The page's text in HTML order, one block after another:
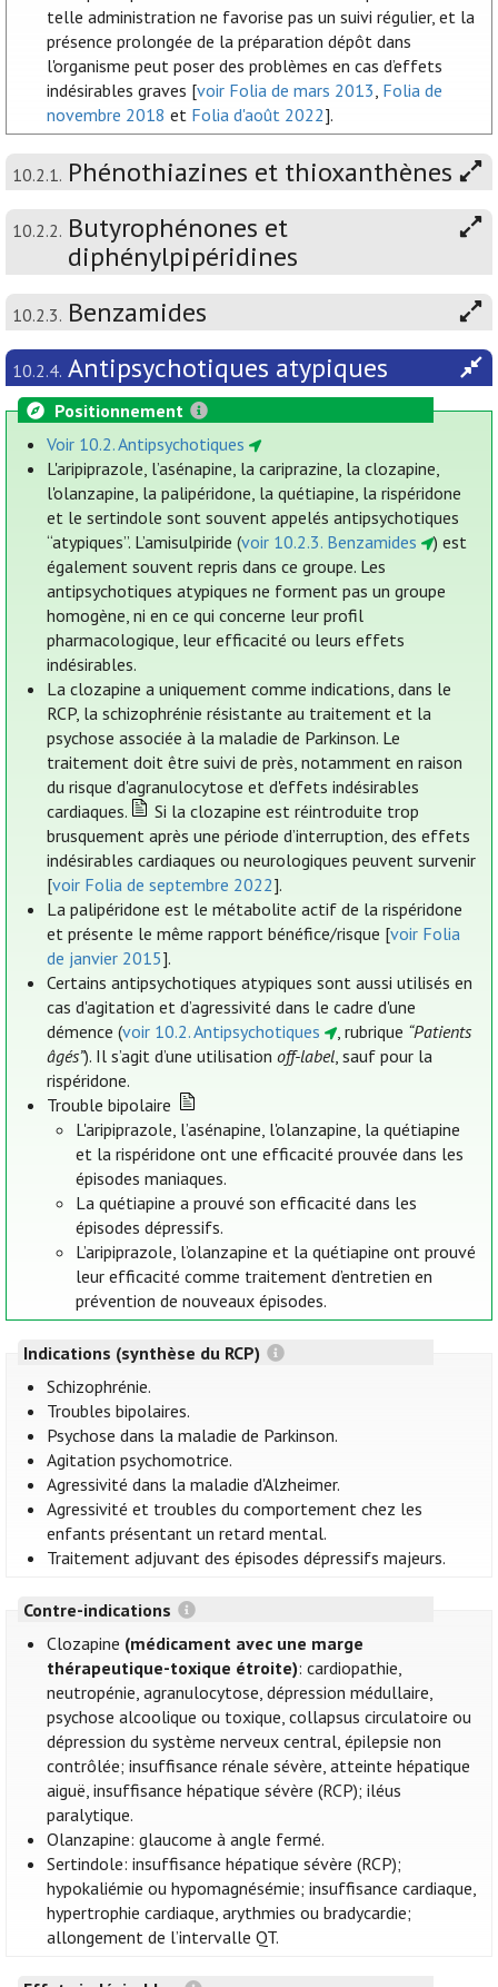
telle administration ne favorise pas un suivi régulier, et la
présence prolongée de la préparation dépôt dans
l'organisme peut poser des problèmes en cas d’effets
indésirables graves [voir Folia de mars 2013, Folia de
novembre 2018 et Folia d'août 2022].
10.2.1. Phénothiazines et thioxanthènes
10.2.2. Butyrophénones et
diphénylpipéridines
10.2.3. Benzamides
10.2.4. Antipsychotiques atypiques
Positionnement
Voir 10.2. Antipsychotiques
L'aripiprazole, l’asénapine, la cariprazine, la clozapine,
l'olanzapine, la palipéridone, la quétiapine, la rispéridone
et le sertindole sont souvent appelés antipsychotiques
“atypiques”. L’amisulpiride (voir 10.2.3. Benzamides
) est
également souvent repris dans ce groupe. Les
antipsychotiques atypiques ne forment pas un groupe
homogène, ni en ce qui concerne leur profil
pharmacologique, leur efficacité ou leurs effets
indésirables.
La clozapine a uniquement comme indications, dans le
RCP, la schizophrénie résistante au traitement et la
psychose associée à la maladie de Parkinson. Le
traitement doit être suivi de près, notamment en raison
du risque d'agranulocytose et d'effets indésirables
cardiaques.
Si la clozapine est réintroduite trop
brusquement après une période d’interruption, des effets
indésirables cardiaques ou neurologiques peuvent survenir
[voir Folia de septembre 2022].
La palipéridone est le métabolite actif de la rispéridone
et présente le même rapport bénéfice/risque [voir Folia
de janvier 2015].
Certains antipsychotiques atypiques sont aussi utilisés en
cas d'agitation et d’agressivité dans le cadre d'une
démence (voir 10.2. Antipsychotiques , rubrique “Patients
âgés”). Il s’agit d’une utilisationoff-label, sauf pour la
rispéridone.
Trouble bipolaire
L'aripiprazole, l’asénapine, l'olanzapine, la quétiapine
et la rispéridone ont une efficacité prouvée dans les
épisodes maniaques.
La quétiapine a prouvé son efficacité dans les
épisodes dépressifs.
L’aripiprazole, l’olanzapine et la quétiapine ont prouvé
leur efficacité comme traitement d’entretien en
prévention de nouveaux épisodes.
Indications (synthèse du RCP)
Schizophrénie.
Troubles bipolaires.
Psychose dans la maladie de Parkinson.
Agitation psychomotrice.
Agressivité dans la maladie d'Alzheimer.
Agressivité et troubles du comportement chez les
enfants présentant un retard mental.
Traitement adjuvant des épisodes dépressifs majeurs.
Contre-indications
Clozapine (médicament avec une marge
thérapeutique-toxique étroite): cardiopathie,
neutropénie, agranulocytose, dépression médullaire,
psychose alcoolique ou toxique, collapsus circulatoire ou
dépression du système nerveux central, épilepsie non
contrôlée; insuffisance rénale sévère, atteinte hépatique
aiguë, insuffisance hépatique sévère (RCP); iléus
paralytique.
Olanzapine: glaucome à angle fermé.
Sertindole: insuffisance hépatique sévère (RCP);
hypokaliémie ou hypomagnésémie; insuffisance cardiaque,
hypertrophie cardiaque, arythmies ou bradycardie;
allongement de l’intervalle QT.